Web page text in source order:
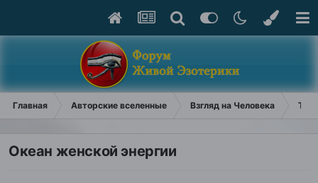
Главная Авторские вселенные Взгляд на Человека
Океан женской энергии